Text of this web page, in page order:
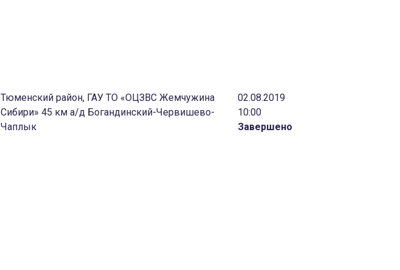
Тюменский район, ГАУ ТО «ОЦЗВС Жемчужина
Сибири» 45 км а/д Богандинский-Червишево-
Чаплык
02.08.2019
10:00
Завершено